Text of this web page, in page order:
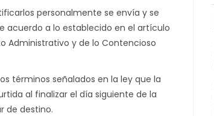
personalmente se envía y se
acuerdo a lo establecido en el artículo
Administrativo y de lo Contencioso
términos señalados en la ley que la
al finalizar el día siguiente de la
de destino.